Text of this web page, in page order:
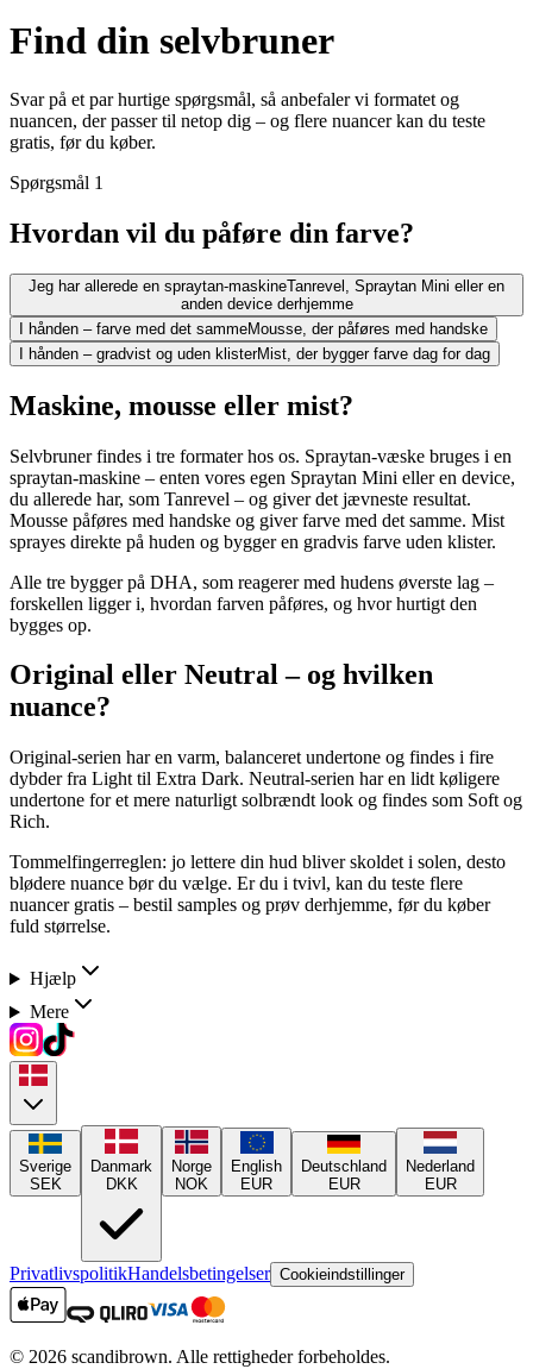
Find din selvbruner
Svar på et par hurtige spørgsmål, så anbefaler vi formatet og
nuancen, der passer til netop dig – og flere nuancer kan du teste
gratis, før du køber.
Spørgsmål 1
Hvordan vil du påføre din farve?
Jeg har allerede en spraytan-maskineTanrevel, Spraytan Mini eller en
anden device derhjemme
I hånden – farve med det sammeMousse, der påføres med handske
I hånden – gradvist og uden klisterMist, der bygger farve dag for dag
Maskine, mousse eller mist?
Selvbruner findes i tre formater hos os. Spraytan-væske bruges i en
spraytan-maskine – enten vores egen Spraytan Mini eller en device,
du allerede har, som Tanrevel – og giver det jævneste resultat.
Mousse påføres med handske og giver farve med det samme. Mist
sprayes direkte på huden og bygger en gradvis farve uden klister.
Alle tre bygger på DHA, som reagerer med hudens øverste lag –
forskellen ligger i, hvordan farven påføres, og hvor hurtigt den
bygges op.
Original eller Neutral – og hvilken
nuance?
Original-serien har en varm, balanceret undertone og findes i fire
dybder fra Light til Extra Dark. Neutral-serien har en lidt køligere
undertone for et mere naturligt solbrændt look og findes som Soft og
Rich.
Tommelfingerreglen: jo lettere din hud bliver skoldet i solen, desto
blødere nuance bør du vælge. Er du i tvivl, kan du teste flere
nuancer gratis – bestil samples og prøv derhjemme, før du køber
fuld størrelse.
Hjælp
Mere
Sverige
SEK
Danmark
DKK
Norge
NOK
English
EUR
Deutschland
EUR
Nederland
EUR
PrivatlivspolitikHandelsbetingelser Cookieindstillinger
© 2026 scandibrown. Alle rettigheder forbeholdes.